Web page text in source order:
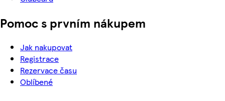
Pomoc s prvním nákupem
Jak nakupovat
Registrace
Rezervace času
Oblíbené